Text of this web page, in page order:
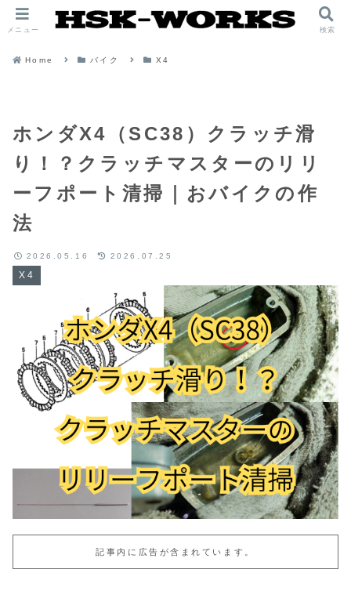
Home バイク X4
ホンダX4（SC38）クラッチ滑
り！？クラッチマスターのリリ
ーフポート清掃｜おバイクの作
法
X4
2026.05.16 2026.07.25
記事内に広告が含まれています。
メニュー 検索